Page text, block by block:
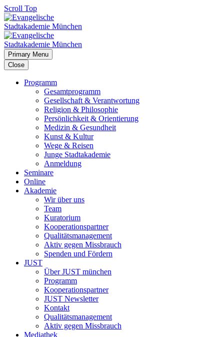
Scroll Top
Primary Menu
Close
Programm
Gesamtprogramm
Gesellschaft & Verantwortung
Religion & Philosophie
Persönlichkeit & Orientierung
Medizin & Gesundheit
Kunst & Kultur
Wege & Reisen
Junge Stadtakademie
Anmeldung
Seminare
Online
Akademie
Wir über uns
Team
Kuratorium
Kooperationspartner
Qualitätsmanagement
Aktiv gegen Missbrauch
Spenden und Fördern
JUST
Über JUST münchen
Programm
Kooperationspartner
JUST Newsletter
Kontakt
Qualitätsmanagement
Aktiv gegen Missbrauch
Mediathek